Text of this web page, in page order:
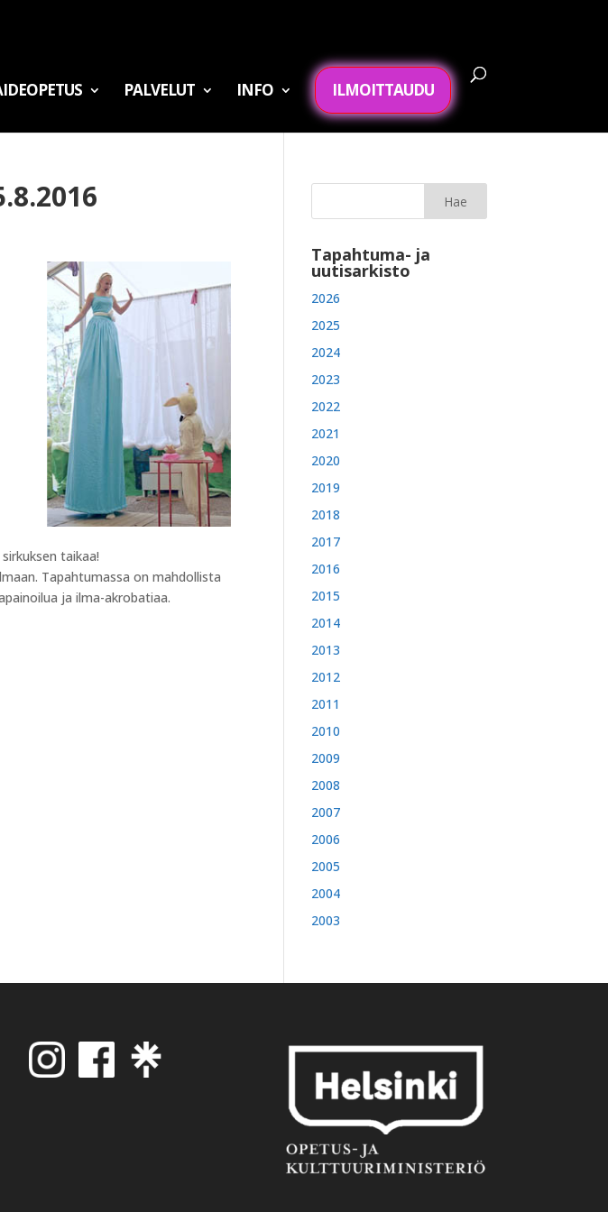
PALVELUT INFO ILMOITTAUDU
taikaa!
Tapahtumassa on mahdollista
ja ilma-akrobatiaa.
Tapahtuma- ja
uutisarkisto
2026
2025
2024
2023
2022
2021
2020
2019
2018
2017
2016
2015
2014
2013
2012
2011
2010
2009
2008
2007
2006
2005
2004
2003